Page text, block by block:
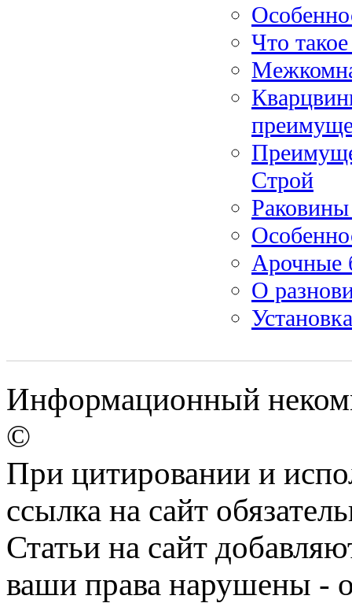
Что
Строй
Арочные
О
Информационный
©
При цитировании и
ссылка на сайт
Статьи на сайт
ваши права нарушены -